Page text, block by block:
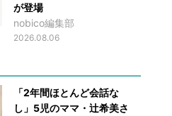
が登場
nobico編集部
2026.08.06
「2年間ほとんど会話な
し」5児のママ・辻希美さ